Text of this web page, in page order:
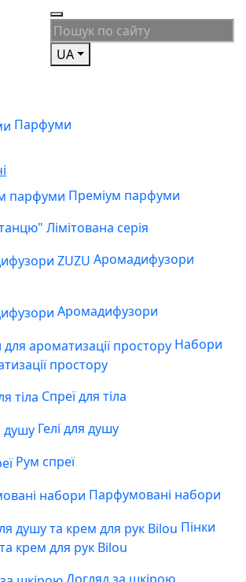
UA
Парфуми
Преміум парфуми
Лімітована серія
Аромадифузори
Аромадифузори
Набори
простору
Спреї для тіла
Гелі для душу
Рум спреї
Парфумовані набори
Пінки
крем для рук Bilou